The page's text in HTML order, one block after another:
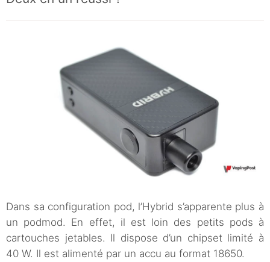
Dans sa configuration pod, l’Hybrid s’apparente plus à
un podmod. En effet, il est loin des petits pods à
cartouches jetables. Il dispose d’un chipset limité à
40 W. Il est alimenté par un accu au format 18650.